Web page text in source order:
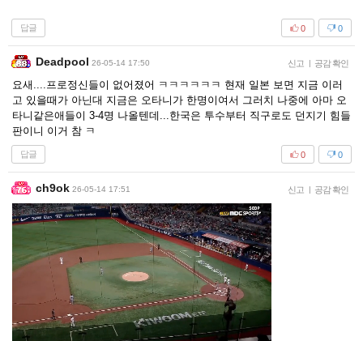
답글 0
0
Deadpool 26-05-14 17:50 신고 | 공감 확인
요새....프로정신들이 없어졌어 ㅋㅋㅋㅋㅋㅋ 현재 일본 보면 지금 이러
고 있을때가 아닌대 지금은 오타니가 한명이여서 그러치 나중에 아마 오
타니같은애들이 3-4명 나올텐데...한국은 투수부터 직구로도 던지기 힘들
판이니 이거 참 ㅋ
답글 0
0
ch9ok 26-05-14 17:51 신고 | 공감 확인